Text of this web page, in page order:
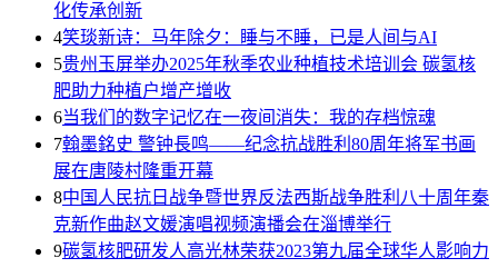
化传承创新
4笑琰新诗：马年除夕：睡与不睡，已是人间与AI
5贵州玉屏举办2025年秋季农业种植技术培训会 碳氢核
肥助力种植户增产增收
6当我们的数字记忆在一夜间消失：我的存档惊魂
7翰墨銘史 警钟長鸣——纪念抗战胜利80周年将军书画
展在唐陵村隆重开幕
8中国人民抗日战争暨世界反法西斯战争胜利八十周年秦
克新作曲赵文媛演唱视频演播会在淄博举行
9碳氢核肥研发人高光林荣获2023第九届全球华人影响力